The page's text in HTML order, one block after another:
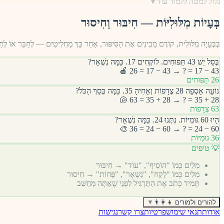
בְּעָיוֹת מִלּוּלִיּוֹת — חִיבּוּר וְחִיסוּר
בְּבְּעָיָה מִלּוּלִית, קוֹדֶם מֵבִינִים אֶת הַסִּיפּוּר, אַחַר כָּךְ מַחְלִיטִים — לְחַבֵּר אוֹ
בְּסַל יֵשׁ 43 תַּפּוּחִים. לוֹקְחִים 17. כַּמָּה נִשְׁאָר?
43 − 17 = ? → 43 − 17 = 26 🍎
26 תַּפּוּחִים
נוֹעָה אָסְפָה 28 צְדָפוֹת וְאָחִיהָ 35. כַּמָּה בְּסַךְ הַכֹּל?
28 + 35 = ? → 28 + 35 = 63 🐚
63 צְדָפוֹת
הָיוּ 60 גּוּמִיּוֹת. נִתְּנוּ 24. כַּמָּה נִשְׁאָר?
60 − 24 = ? → 60 − 24 = 36 🎨
36 גּוּמִיּוֹת
💡 טיפים
מִלִּים כְּמוֹ "הוֹסִיף", "עוֹד" → חִיבּוּר
מִלִּים כְּמוֹ "לָקַח", "נִשְׁאָר", "פָּחוֹת" → חִיסוּר
תָּמִיד כְּתֹב אֶת הַתַּרְגִּיל לִפְנֵי שֶׁאַתָּה מְחַשֵּׁב
להורים ולמורים 👨‍👩‍👧 ▼
אודותתנאי שימושפרטיותצרו קשרנגישות